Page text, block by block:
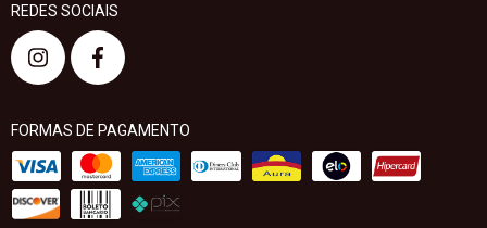
REDES SOCIAIS
FORMAS DE PAGAMENTO